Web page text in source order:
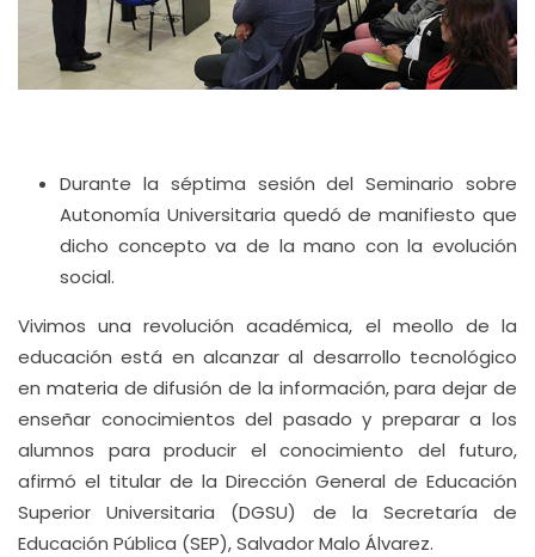
Durante la séptima sesión del Seminario sobre
Autonomía Universitaria quedó de manifiesto que
dicho concepto va de la mano con la evolución
social.
Vivimos una revolución académica, el meollo de la
educación está en alcanzar al desarrollo tecnológico
en materia de difusión de la información, para dejar de
enseñar conocimientos del pasado y preparar a los
alumnos para producir el conocimiento del futuro,
afirmó el titular de la Dirección General de Educación
Superior Universitaria (DGSU) de la Secretaría de
Educación Pública (SEP), Salvador Malo Álvarez.